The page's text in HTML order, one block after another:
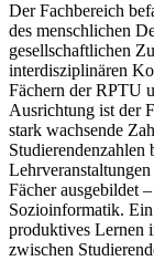
Der Fachbereich
des menschlichen
gesellschaftlichen
interdisziplinären
Fächern der RPTU
Ausrichtung ist der
stark wachsende
Studierendenzahlen
Fächer ausgebildet
Sozioinformatik.
produktives Lernen
zwischen